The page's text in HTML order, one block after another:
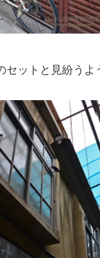
セットと見紛うよ